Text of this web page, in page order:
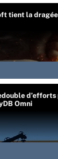
tient la
Omni